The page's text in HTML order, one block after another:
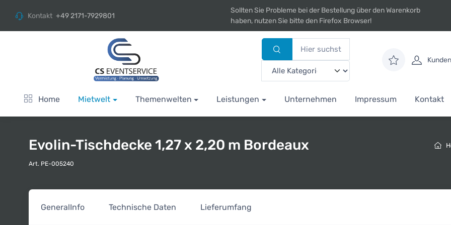
Kontakt +49 2171-7929801
Sollten Sie Probleme bei der Bestellung über den Warenkorb
haben, nutzen Sie bitte den Firefox Browser!
Home Mietwelt Themenwelten Leistungen Unternehmen Impressum Kontakt
Evolin-Tischdecke 1,27 x 2,20 m Bordeaux
Art. PE-005240
GeneralInfo Technische Daten Lieferumfang